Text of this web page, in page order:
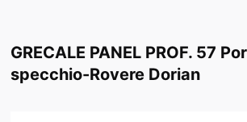
GRECALE PANEL PROF. 57
specchio-Rovere Dorian